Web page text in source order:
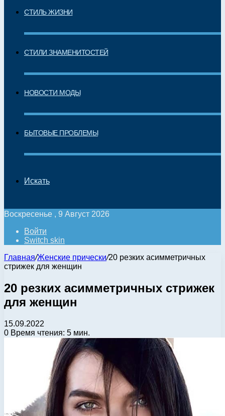
СТИЛЬ ЖИЗНИ
СТИЛИ ЗНАМЕНИТОСТЕЙ
НОВОСТИ МОДЫ
БЫТОВЫЕ ПРОБЛЕМЫ
Искать
Воскресенье , 9 Август 2026
Войти
Switch skin
Главная/Женские прически/20 резких асимметричных
стрижек для женщин
20 резких асимметричных стрижек
для женщин
15.09.2022
0 Время чтения: 5 мин.